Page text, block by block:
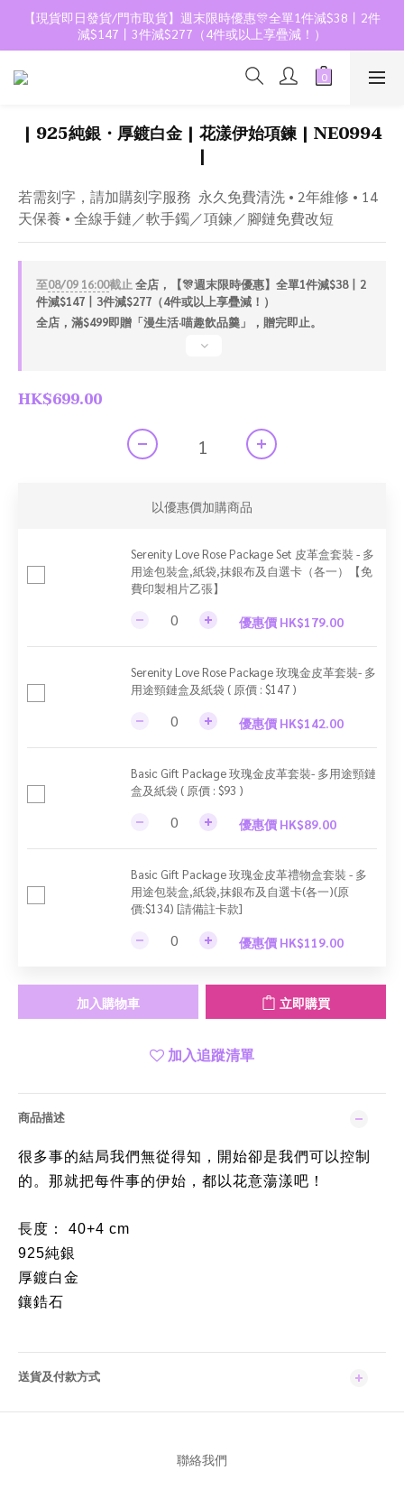
【現貨即日發貨/門市取貨】週末限時優惠🎊全單1件減$38丨2件
減$147丨3件減$277（4件或以上享疊減！）
| 925純銀・厚鍍白金 | 花漾伊始項鍊 | NE0994
|
若需刻字，請加購刻字服務  永久免費清洗 • 2年維修 • 14
天保養 • 全線手鏈／軟手鐲／項鍊／腳鏈免費改短
至08/09 16:00截止 全店，【🎊週末限時優惠】全單1件減$38丨2
件減$147丨3件減$277（4件或以上享疊減！）
全店，滿$499即贈「漫生活·喵趣飲品羹」，贈完即止。
HK$699.00
以優惠價加購商品
Serenity Love Rose Package Set 皮革盒套裝 - 多
用途包裝盒,紙袋,抹銀布及自選卡（各一）【免
費印製相片乙張】
優惠價 HK$179.00
Serenity Love Rose Package 玫瑰金皮革套裝- 多
用途頸鏈盒及紙袋 ( 原價 : $147 )
優惠價 HK$142.00
Basic Gift Package 玫瑰金皮革套裝- 多用途頸鏈
盒及紙袋 ( 原價 : $93 )
優惠價 HK$89.00
Basic Gift Package 玫瑰金皮革禮物盒套裝 - 多
用途包裝盒,紙袋,抹銀布及自選卡(各一)(原
價:$134) [請備註卡款]
優惠價 HK$119.00
加入購物車 立即購買
加入追蹤清單
商品描述
很多事的結局我們無從得知，開始卻是我們可以控制
的。那就把每件事的伊始，都以花意蕩漾吧！
長度： 40+4 cm
925純銀
厚鍍白金
鑲鋯石
送貨及付款方式
聯絡我們